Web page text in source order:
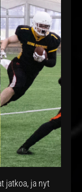
jatkoa, ja nyt